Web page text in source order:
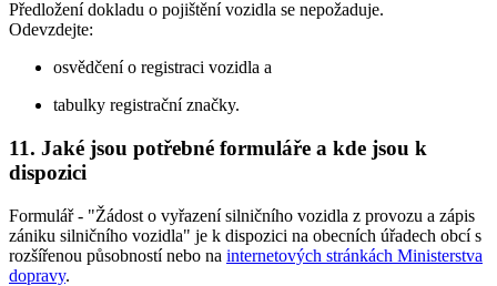
Předložení dokladu o pojištění vozidla se nepožaduje.
Odevzdejte:
osvědčení o registraci vozidla a
tabulky registrační značky.
11. Jaké jsou potřebné formuláře a kde jsou k
dispozici
Formulář - "Žádost o vyřazení silničního vozidla z provozu a zápis
zániku silničního vozidla" je k dispozici na obecních úřadech obcí s
rozšířenou působností nebo na internetových stránkách Ministerstva
dopravy.